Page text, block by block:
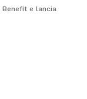
Benefit e lancia